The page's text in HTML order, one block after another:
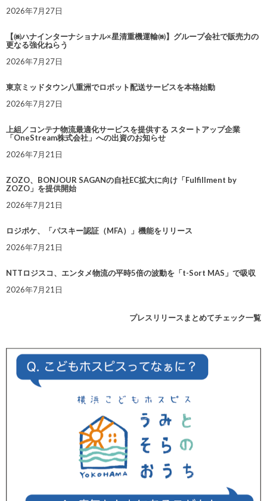
2026年7月27日
【㈱ハナインターナショナル×星清重機運輸㈱】グループ会社で販売力の
更なる強化ねらう
2026年7月27日
東京ミッドタウン八重洲でロボット配送サービスを本格始動
2026年7月27日
上組／コンテナ物流最適化サービスを提供する スタートアップ企業
「OneStream株式会社」への出資のお知らせ
2026年7月21日
ZOZO、BONJOUR SAGANの自社EC拡大に向け「Fulfillment by
ZOZO」を提供開始
2026年7月21日
ロジポケ、「パスキー認証（MFA）」機能をリリース
2026年7月21日
NTTロジスコ、エンタメ物流の平時5倍の波動を「t-Sort MAS」で吸収
2026年7月21日
プレスリリースまとめてチェック一覧